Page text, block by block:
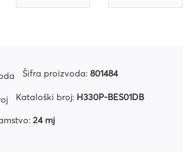
Šifra proizvoda:801484
Kataloški broj: H330P-BES01DB
24 mj